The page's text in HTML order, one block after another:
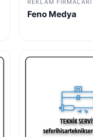
REKLAM FIRMALARI
Feno Medya